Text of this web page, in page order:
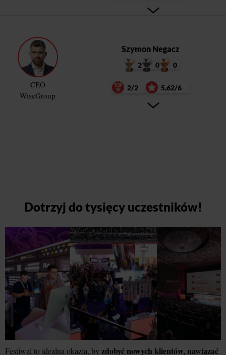
CEO
WiseGroup
Szymon Negacz
2 0 0
2/2 5,62/6
Dotrzyj do tysięcy uczestników!
Festiwal to idealna okazja, by zdobyć nowych klientów, nawiązać